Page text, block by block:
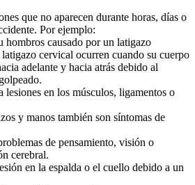
que no aparecen durante horas, días o
Por ejemplo:
hombros causado por un latigazo
cervical ocurren cuando su cuerpo
adelante y hacia atrás debido al
lesiones en los músculos, ligamentos o
y manos también son síntomas de
de pensamiento, visión o
cerebral.
en la espalda o el cuello debido a un